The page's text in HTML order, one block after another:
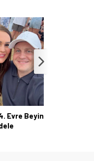
Evre Beyin